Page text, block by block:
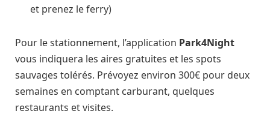
et prenez le ferry)
Pour le stationnement, l’application Park4Night
vous indiquera les aires gratuites et les spots
sauvages tolérés. Prévoyez environ 300€ pour deux
semaines en comptant carburant, quelques
restaurants et visites.